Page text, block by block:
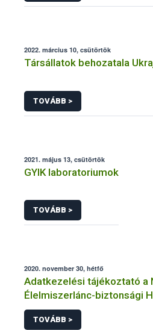
2022. március 10, csütörtök
Társállatok behozatala
TOVÁBB >
2021. május 13, csütörtök
GYIK laboratoriumok
TOVÁBB >
2020. november 30, hétfő
Adatkezelési tájékoztató a
Élelmiszerlánc-biztonsági
üzemeltetett
információs rendszerhez
TOVÁBB >